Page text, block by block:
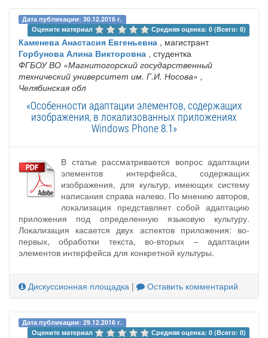
Дата публикации: 30.12.2016 г.
Оцените материал
Средняя оценка: 0 (Всего: 0)
Каменева Анастасия Евгеньевна , магистрант
Горбунова Алина Викторовна , студентка
ФГБОУ ВО «Магнитогорский государственный
технический университет им. Г.И. Носова» ,
Челябинская обл
«Особенности адаптации элементов, содержащих
изображения, в локализованных приложениях
Windows Phone 8.1»
В статье рассматривается вопрос адаптации
элементов интерфейса, содержащих
изображения, для культур, имеющих систему
написания справа налево. По мнению авторов,
локализация представляет собой адаптацию
приложения под определенную языковую культуру.
Локализация касается двух аспектов приложения: во-
первых, обработки текста, во-вторых – адаптации
элементов интерфейса для конкретной культуры.
Дискуссионная площадка | Оставить комментарий
Дата публикации: 29.12.2016 г.
Оцените материал
Средняя оценка: 0 (Всего: 0)